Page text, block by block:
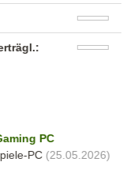
PC
PC(25.05.2026)